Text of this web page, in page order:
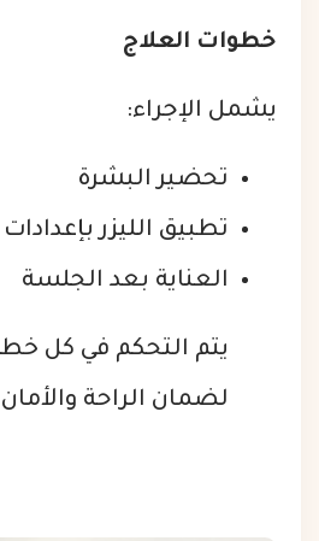
خطوات العلاج
يشمل الإجراء:
تحضير البشرة
تطبيق الليزر
العناية بعد الجلسة
يتم التحكم في كل
لضمان الراحة